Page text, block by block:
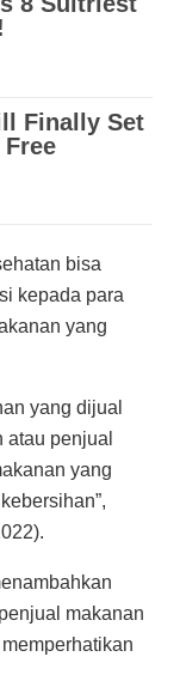
bisa
kepada para
yang
yang dijual
atau penjual
yang
makanan